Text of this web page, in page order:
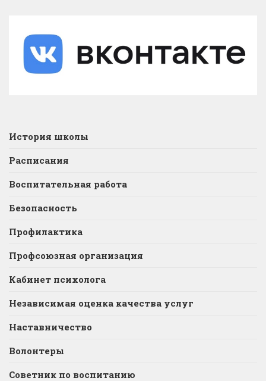
История школы
Расписания
Воспитательная работа
Безопасность
Профилактика
Профсоюзная организация
Кабинет психолога
Независимая оценка качества услуг
Наставничество
Волонтеры
Советник по воспитанию